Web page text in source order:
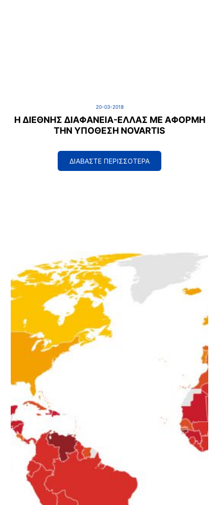
20-03-2018
Η ΔΙΕΘΝΉΣ ΔΙΑΦΆΝΕΙΑ-ΕΛΛΆΣ ΜΕ ΑΦΟΡΜΉ
ΤΗΝ ΥΠΌΘΕΣΗ NOVARTIS
ΔΙΑΒΑΣΤΕ ΠΕΡΙΣΣΟΤΕΡΑ